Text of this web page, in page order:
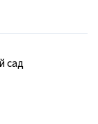
сад